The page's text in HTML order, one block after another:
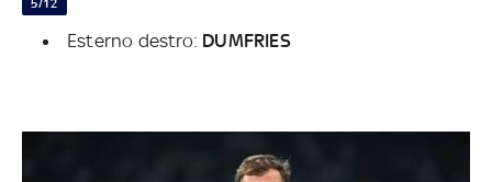
Esterno destro: DUMFRIES